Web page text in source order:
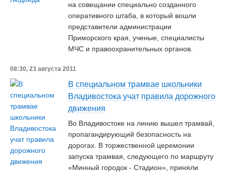
на совещании специально созданного
оперативного штаба, в который вошли
представители администрации
Приморского края, ученые, специалисты
МЧС и правоохранительных органов.
08:30, 23 августа 2011
В специальном трамвае школьники
Владивостока учат правила дорожного
движения
Во Владивостоке на линию вышел трамвай,
пропагандирующий безопасность на
дорогах. В торжественной церемонии
запуска трамвая, следующего по маршруту
«Минный городок - Стадион», приняли